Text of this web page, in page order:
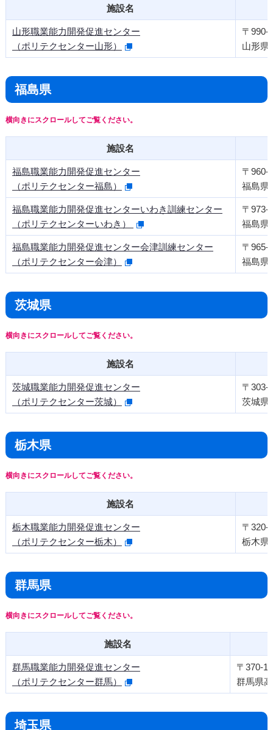
施設名
山形職業能力開発促進センター
（ポリテクセンター山形）
〒990-
山形県
福島県
施設名
福島職業能力開発促進センター
（ポリテクセンター福島）
〒960-
福島県
福島職業能力開発促進センターいわき訓練センター
（ポリテクセンターいわき）
〒973-
福島県
福島職業能力開発促進センター会津訓練センター
（ポリテクセンター会津）
〒965-
福島県
茨城県
施設名
茨城職業能力開発促進センター
（ポリテクセンター茨城）
〒303-
茨城県
栃木県
施設名
栃木職業能力開発促進センター
（ポリテクセンター栃木）
〒320-
栃木県
群馬県
施設名
群馬職業能力開発促進センター
（ポリテクセンター群馬）
〒370-
群馬県
埼玉県